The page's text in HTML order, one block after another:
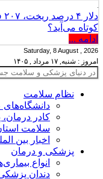
کوتاه می‌آید؟
ادامه ...
Saturday, 8 August , 2026
امروز : شنبه, ۱۷ مرداد , ۱۴۰۵
نظام سلامت
کادر
سلامت
اخبار بین
پزشکی و درمان
انواع
دندان